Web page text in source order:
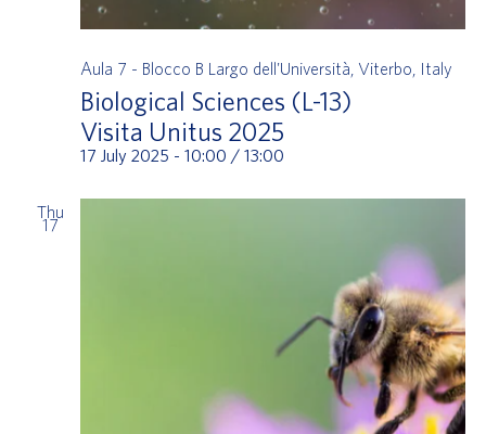
Biological Sciences (L-13)
Visita Unitus 2025
17 July 2025 - 10:00 / 13:00
Aula 7 - Blocco B Largo dell'Università, Viterbo, Italy
Thu
17